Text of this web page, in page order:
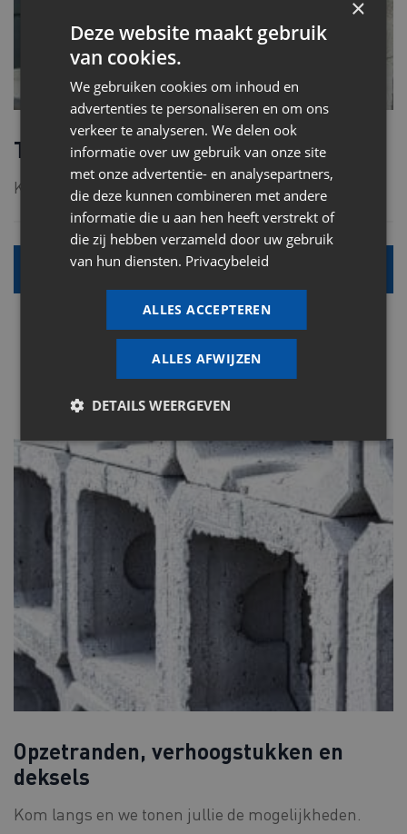
Trekputten en toezichtputten
Kom langs en we tonen jullie de mogelijkheden.
Alle info
Opzetranden, verhoogstukken en
deksels
Kom langs en we tonen jullie de mogelijkheden.
×
Deze website maakt gebruik
van cookies.
We gebruiken cookies om inhoud en
advertenties te personaliseren en om ons
verkeer te analyseren. We delen ook
informatie over uw gebruik van onze site
met onze advertentie- en analysepartners,
die deze kunnen combineren met andere
informatie die u aan hen heeft verstrekt of
die zij hebben verzameld door uw gebruik
van hun diensten. Privacybeleid
ALLES ACCEPTEREN
ALLES AFWIJZEN
DETAILS WEERGEVEN